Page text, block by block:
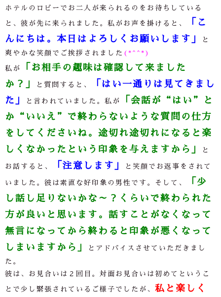
ホテルのロビーでお二人が来られるのをお待ちしている
と、彼が先に来られました。私がお声を掛けると、
「こ
んにちは。本日はよろしくお願いします」
と
爽やかな笑顔でご挨拶されました (*^^*)
私が
「お相手の趣味は確認して来ました
か？」
と質問すると、
「はい一通りは見てきまし
た」
と言われていました。私が
「会話が“はい”と
か“いいえ”で終わらないような質問の仕方
をしてくださいね。途切れ途切れになると楽
しくなかったという印象を与えますから」
と
お話すると、 「注意します」 と笑顔でお返事をされて
いました。彼は素直な好印象の男性です。そして、
「少
し話し足りないかな～？くらいで終わられた
方が良いと思います。話すことがなくなって
無言になってから終わると印象が悪くなって
しまいますから」
とアドバイスさせていただきまし
た。
彼は、お見合いは２回目。対面お見合いは初めてというこ
とで少し緊張されているご様子でしたが、 私と楽しく